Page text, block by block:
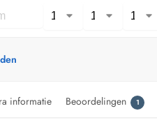
informatie Beoordelingen 1